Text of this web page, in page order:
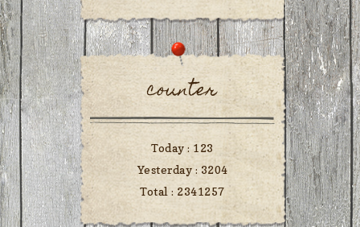
counter
Today : 123
Yesterday : 3204
Total : 2341257